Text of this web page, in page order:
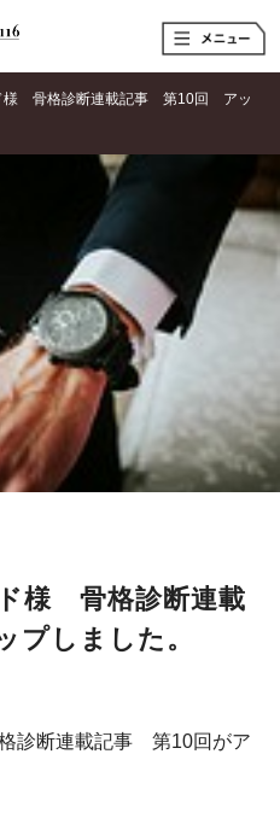
t
o
a
t
様 骨格診断連載記事 第10回 アッ
様 骨格診断連載
しました。
診断連載記事 第10回がア